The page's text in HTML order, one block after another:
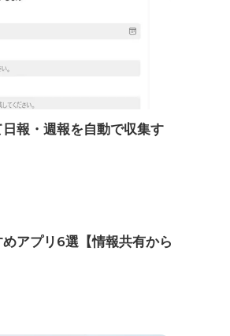
報・週報を自動で収集す
アプリ6選【情報共有から